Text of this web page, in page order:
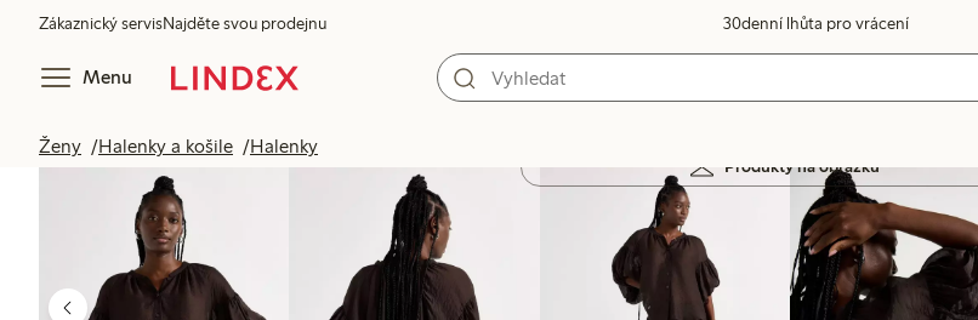
Zákaznický servisNajděte svou prodejnu 30denní lhůta pro vrácení
Menu
Ženy Halenky a košile Halenky
Produkty na obrázku